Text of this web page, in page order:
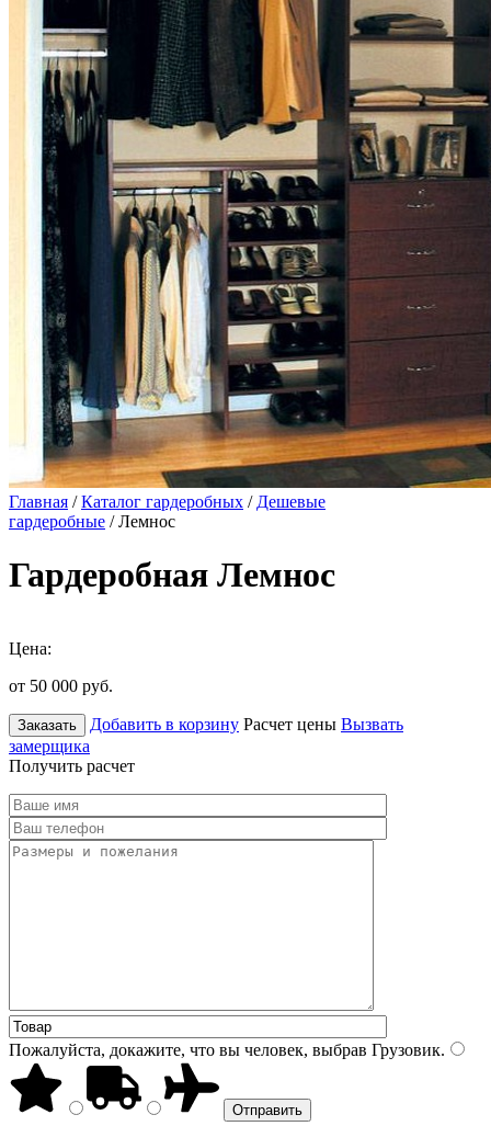
Главная /Каталог гардеробных / Дешевые
гардеробные / Лемнос
Гардеробная Лемнос
Цена:
от 50 000 руб.
Заказать Добавить в корзину Расчет цены Вызвать
замерщика
Получить расчет
Пожалуйста, докажите, что вы человек, выбрав Грузовик.